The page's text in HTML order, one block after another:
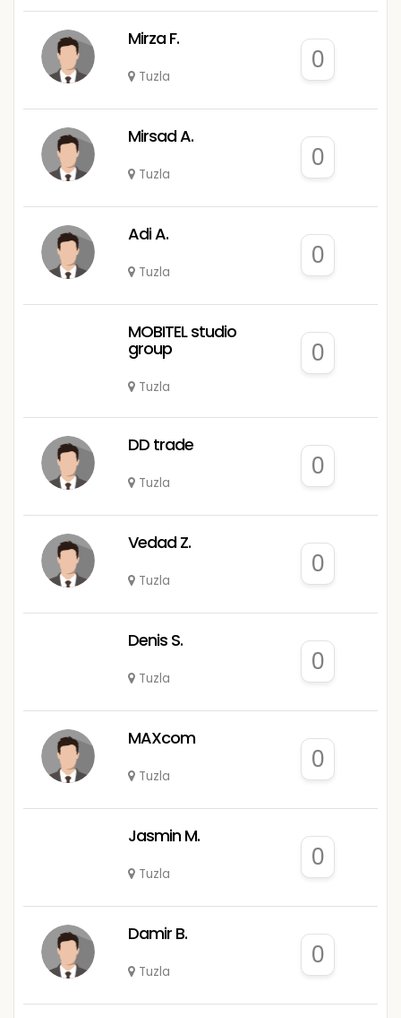
Mirza F.
Tuzla
0
Mirsad A.
Tuzla
0
Adi A.
Tuzla
0
MOBITEL studio
group
Tuzla
0
DD trade
Tuzla
0
Vedad Z.
Tuzla
0
Denis S.
Tuzla
0
MAXcom
Tuzla
0
Jasmin M.
Tuzla
0
Damir B.
Tuzla
0